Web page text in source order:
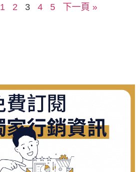
1 2 3 4 5 下一頁 »